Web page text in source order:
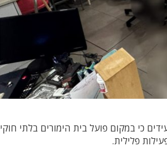
כי במקום פועל בית הימורים בלתי חוקי
פלילית.